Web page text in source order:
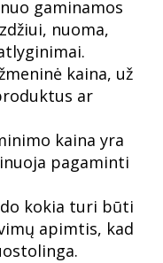
gaminamos
nuoma,
kaina, už
ar
kaina yra
pagaminti
kokia turi būti
apimtis, kad